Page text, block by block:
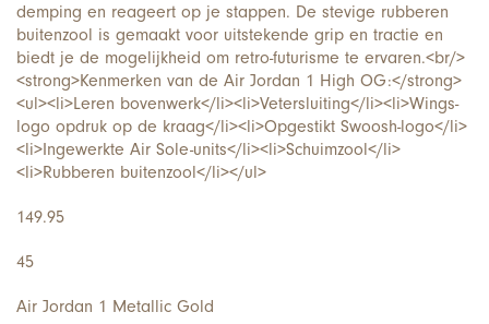
demping en reageert op je stappen. De stevige rubberen
buitenzool is gemaakt voor uitstekende grip en tractie en
biedt je de mogelijkheid om retro-futurisme te ervaren.<br/>
<strong>Kenmerken van de Air Jordan 1 High OG:</strong>
<ul><li>Leren bovenwerk</li><li>Vetersluiting</li><li>Wings-
logo opdruk op de kraag</li><li>Opgestikt Swoosh-logo</li>
<li>Ingewerkte Air Sole-units</li><li>Schuimzool</li>
<li>Rubberen buitenzool</li></ul>
149.95
45
Air Jordan 1 Metallic Gold